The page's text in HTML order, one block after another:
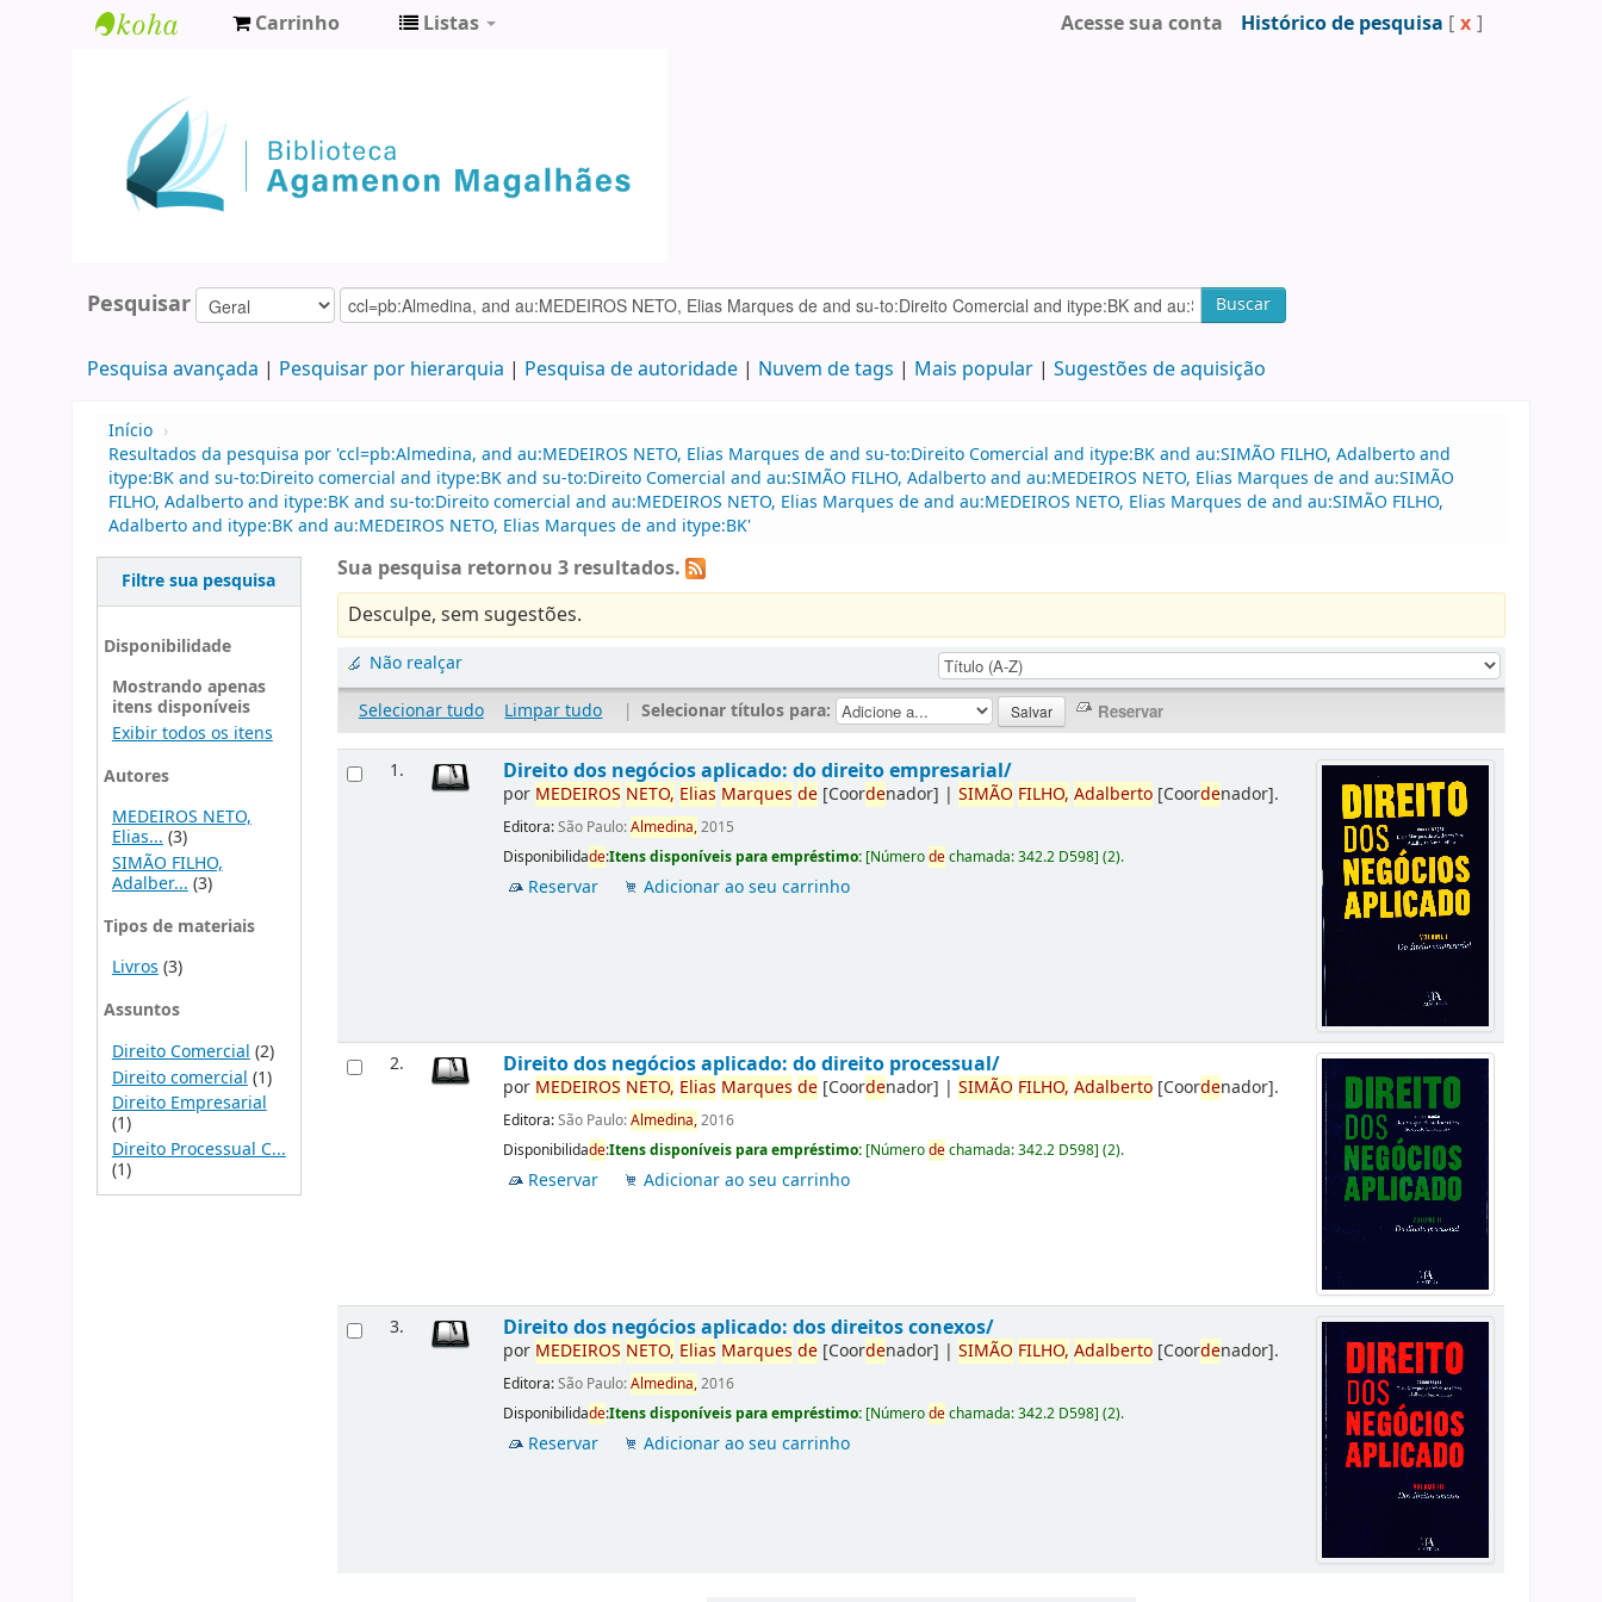
Agamenon
Magalhães
Carrinho Listas Acesse sua conta Histórico de pesquisa [ x ]
Pesquisar Buscar
Pesquisa avançada Pesquisar por hierarquia Pesquisa de autoridade Nuvem de tags Mais popular Sugestões de aquisição
Início ›
Resultados da pesquisa por 'ccl=pb:Almedina, and au:MEDEIROS NETO, Elias Marques de and su-to:Direito Comercial and itype:BK and au:SIMÃO FILHO, Adalberto and
itype:BK and su-to:Direito comercial and itype:BK and su-to:Direito Comercial and au:SIMÃO FILHO, Adalberto and au:MEDEIROS NETO, Elias Marques de and au:SIMÃO
FILHO, Adalberto and itype:BK and su-to:Direito comercial and au:MEDEIROS NETO, Elias Marques de and au:MEDEIROS NETO, Elias Marques de and au:SIMÃO FILHO,
Adalberto and itype:BK and au:MEDEIROS NETO, Elias Marques de and itype:BK'
Filtre sua pesquisa
Disponibilidade
Mostrando apenas
itens disponíveis
Exibir todos os itens
Autores
MEDEIROS NETO,
Elias...(3)
SIMÃO FILHO,
Adalber... (3)
Tipos de materiais
Livros(3)
Assuntos
Direito Comercial (2)
Direito comercial (1)
Direito Empresarial
(1)
Direito Processual C...
(1)
Sua pesquisa retornou 3 resultados.
Desculpe, sem sugestões.
Não realçar
Selecionar tudo
Limpar tudo | Selecionar títulos para:
1. Direito dos negócios aplicado: do direito empresarial/
por MEDEIROS NETO, Elias Marques de [Coordenador] |SIMÃO FILHO, Adalberto [Coordenador].
Editora:São Paulo:Almedina,2015
Disponibilidade:Itens disponíveis para empréstimo: [Númerodechamada:342.2 D598](2).
Reservar Adicionar ao seu carrinho
2. Direito dos negócios aplicado: do direito processual/
por MEDEIROS NETO, Elias Marques de [Coordenador] |SIMÃO FILHO, Adalberto [Coordenador].
Editora:São Paulo:Almedina,2016
Disponibilidade:Itens disponíveis para empréstimo: [Númerodechamada:342.2 D598](2).
Reservar Adicionar ao seu carrinho
3. Direito dos negócios aplicado: dos direitos conexos/
por MEDEIROS NETO, Elias Marques de [Coordenador] |SIMÃO FILHO, Adalberto [Coordenador].
Editora:São Paulo:Almedina,2016
Disponibilidade:Itens disponíveis para empréstimo: [Númerodechamada:342.2 D598](2).
Reservar Adicionar ao seu carrinho